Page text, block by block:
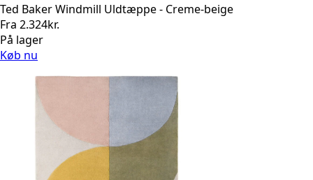
Ted Baker Windmill Uldtæppe - Creme-beige
Fra 2.324kr.
På lager
Køb nu